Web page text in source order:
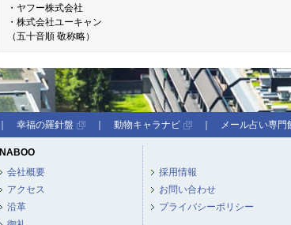
・ヤフー株式会社
・株式会社ユーキャン
（五十音順 敬称略）
幸福の羅針盤 動物キャラナビ メール占い専門
NABOO
会社概要
アクセス
沿革
採用情報
お問い合わせ
プライバシーポリシー